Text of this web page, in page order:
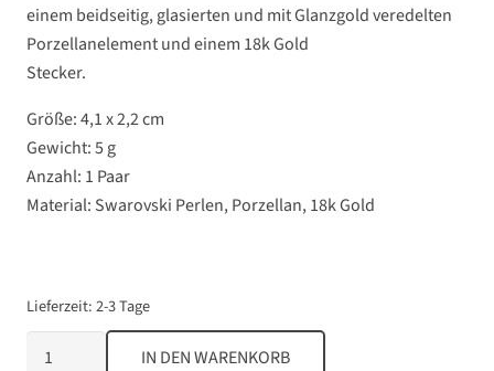
einem beidseitig, glasierten und mit Glanzgold veredelten
Porzellanelement und einem 18k Gold
Stecker.
Größe: 4,1 x 2,2 cm
Gewicht: 5 g
Anzahl: 1 Paar
Material: Swarovski Perlen, Porzellan, 18k Gold
Lieferzeit:2-3 Tage
IN DEN WARENKORB